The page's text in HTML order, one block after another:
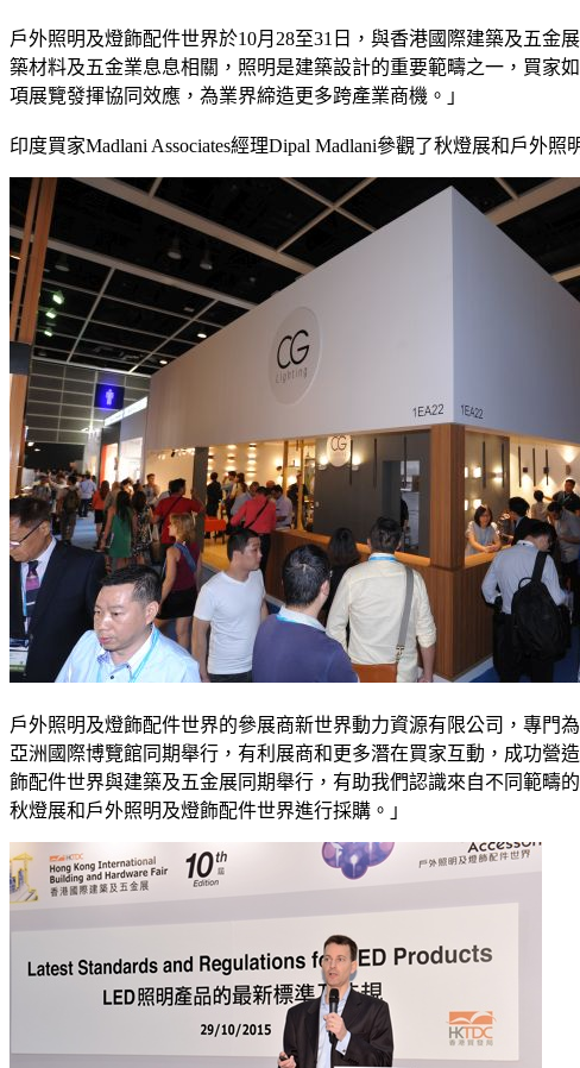
戶外照明及燈飾配件世界於10月28至31日，與香港國際建築及五
築材料及五金業息息相關，照明是建築設計的重要範疇之一，買家
項展覽發揮協同效應，為業界締造更多跨產業商機。」
印度買家Madlani Associates經理Dipal Madlani參觀了秋燈展和戶外
戶外照明及燈飾配件世界的參展商新世界動力資源有限公司，專門
亞洲國際博覽館同期舉行，有利展商和更多潛在買家互動，成功營
飾配件世界與建築及五金展同期舉行，有助我們認識來自不同範疇
秋燈展和戶外照明及燈飾配件世界進行採購。」